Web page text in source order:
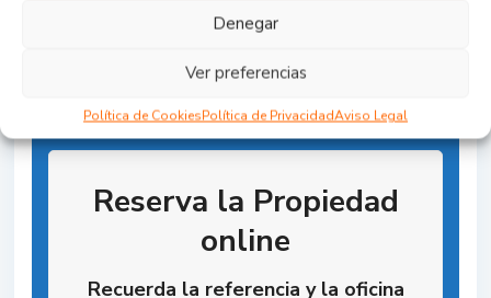
Denegar
Ver preferencias
Política de CookiesPolítica de PrivacidadAviso Legal
Reserva la Propiedad
online
Recuerda la referencia y la oficina